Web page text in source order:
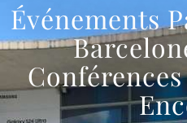
Événements